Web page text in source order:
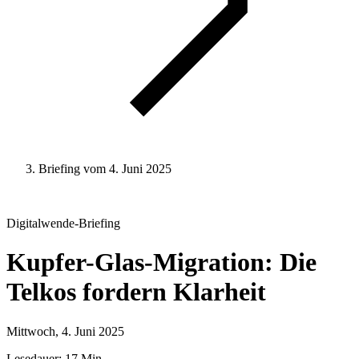
Briefing vom 4. Juni 2025
Digitalwende-Briefing
Kupfer-Glas-Migration: Die
Telkos fordern Klarheit
Mittwoch, 4. Juni 2025